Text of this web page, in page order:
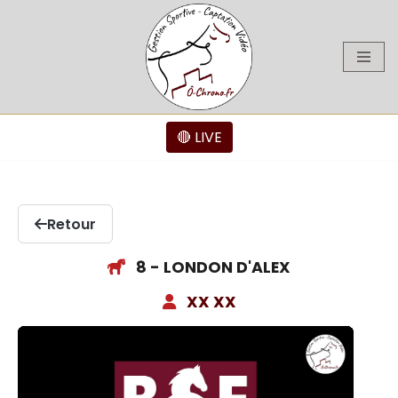
🔴 LIVE
Retour
8 - LONDON D'ALEX
XX XX